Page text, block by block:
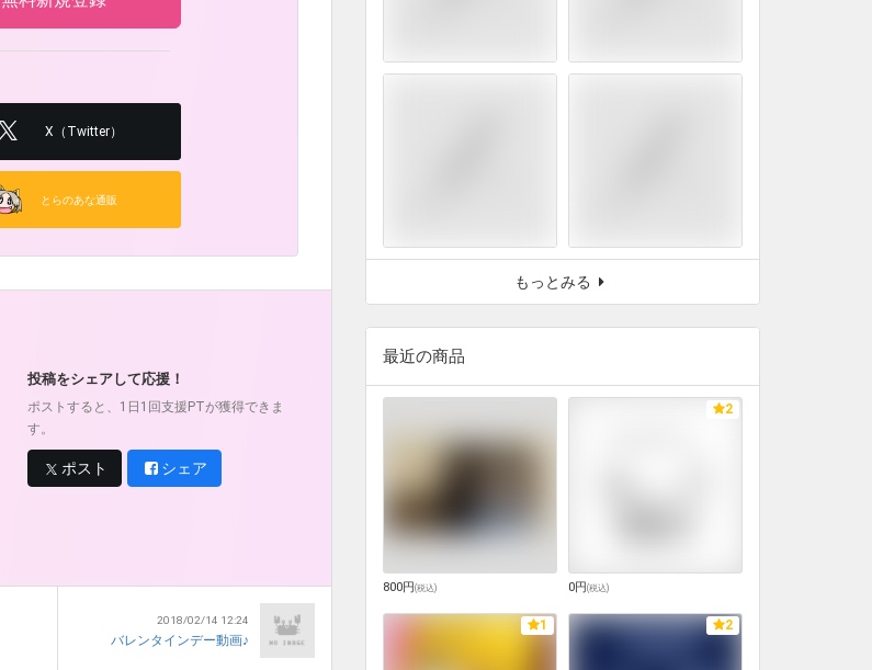
X（Twitter）
とらのあな通販
投稿をシェアして応援！
ポストすると、1日1回支援PTが獲得できま
す。
ポスト シェア
2018/02/14 12:24
バレンタインデー動画♪
もっとみる
最近の商品
800円(税込)
2
0円(税込)
1 2